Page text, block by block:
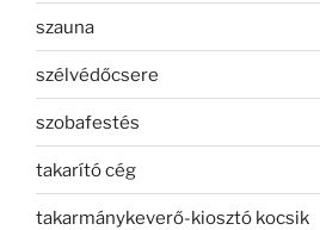
szauna
szélvédőcsere
szobafestés
takarító cég
takarmánykeverő-kiosztó kocsik